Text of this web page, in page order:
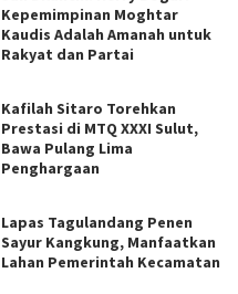
Kepemimpinan Moghtar
Kaudis Adalah Amanah untuk
Rakyat dan Partai
Kafilah Sitaro Torehkan
Prestasi di MTQ XXXI Sulut,
Bawa Pulang Lima
Penghargaan
Lapas Tagulandang Penen
Sayur Kangkung, Manfaatkan
Lahan Pemerintah Kecamatan